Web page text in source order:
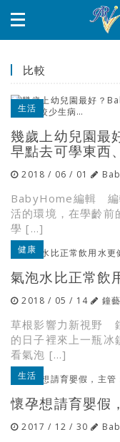
比較
生活
幾歲上幼兒園最
早點去可學東西
2018 / 06 / 01
BabyHome編輯 編
活的環境，在學齡前
學 […]
健康
氣泡水比正常飲
2018 / 05 / 14 鐘藝
草根影響力新視野
的日子裡來上一瓶冰
看氣泡 […]
生活
懷孕想請育嬰假
2017 / 12 / 30